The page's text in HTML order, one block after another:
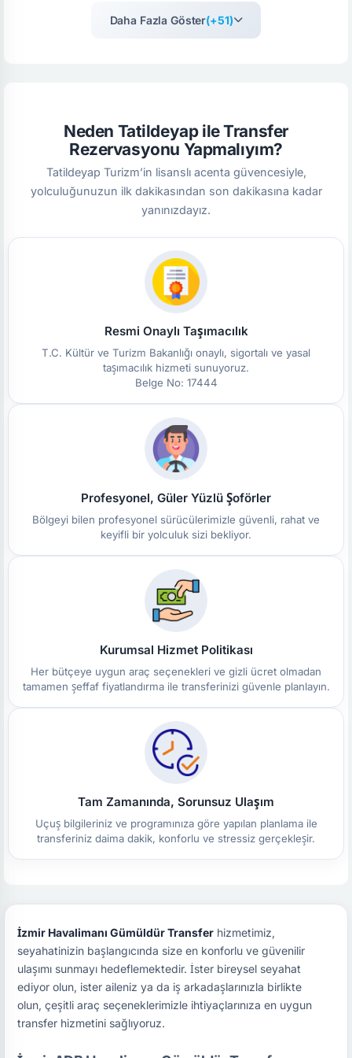
Daha Fazla Göster(+51)
Neden Tatildeyap ile Transfer
Rezervasyonu Yapmalıyım?
Tatildeyap Turizm’in lisanslı acenta güvencesiyle,
yolculuğunuzun ilk dakikasından son dakikasına kadar
yanınızdayız.
Resmi Onaylı Taşımacılık
T.C. Kültür ve Turizm Bakanlığı onaylı, sigortalı ve yasal
taşımacılık hizmeti sunuyoruz.
Belge No: 17444
Profesyonel, Güler Yüzlü Şoförler
Bölgeyi bilen profesyonel sürücülerimizle güvenli, rahat ve
keyifli bir yolculuk sizi bekliyor.
Kurumsal Hizmet Politikası
Her bütçeye uygun araç seçenekleri ve gizli ücret olmadan
tamamen şeffaf fiyatlandırma ile transferinizi güvenle planlayın.
Tam Zamanında, Sorunsuz Ulaşım
Uçuş bilgileriniz ve programınıza göre yapılan planlama ile
transferiniz daima dakik, konforlu ve stressiz gerçekleşir.
İzmir Havalimanı Gümüldür Transfer hizmetimiz,
seyahatinizin başlangıcında size en konforlu ve güvenilir
ulaşımı sunmayı hedeflemektedir. İster bireysel seyahat
ediyor olun, ister aileniz ya da iş arkadaşlarınızla birlikte
olun, çeşitli araç seçeneklerimizle ihtiyaçlarınıza en uygun
transfer hizmetini sağlıyoruz.